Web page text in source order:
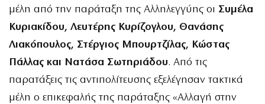
μέλη από την παράταξη της Αλληλεγγύης οι Συμέλα
Κυριακίδου, Λευτέρης Κυρίζογλου, Θανάσης
Λιακόπουλος, Στέργιος Μπουρτζίλας, Κώστας
Πάλλας και Νατάσα Σωτηριάδου. Από τις
παρατάξεις τις αντιπολίτευσης εξελέγησαν τακτικά
μέλη ο επικεφαλής της παράταξης «Αλλαγή στην